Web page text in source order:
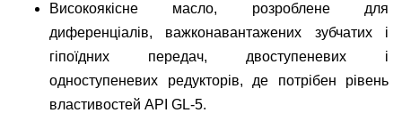
Високоякісне масло, розроблене для
диференціалів, важконавантажених зубчатих і
гіпоїдних передач, двоступеневих і
одноступеневих редукторів, де потрібен рівень
властивостей API GL-5.